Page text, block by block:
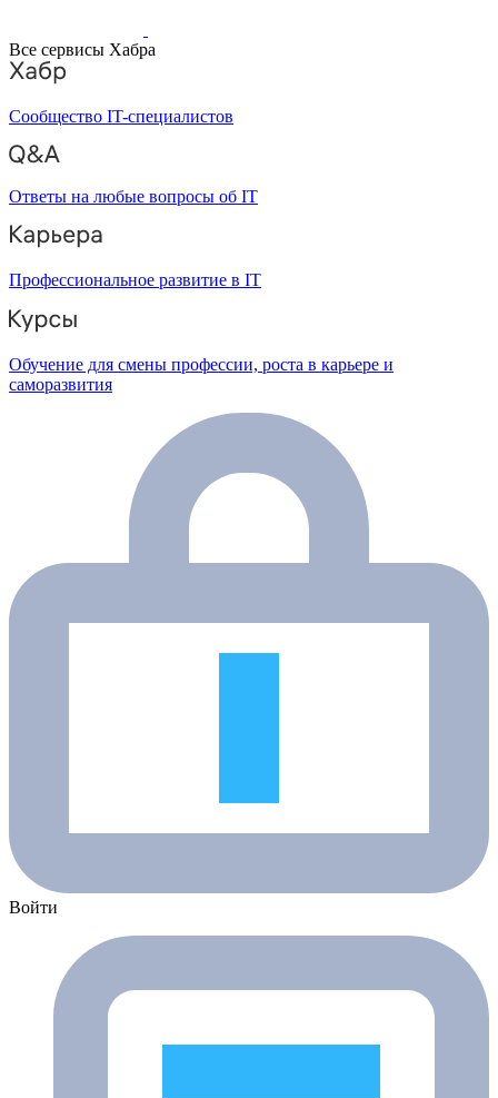
Все сервисы Хабра
Сообщество IT-специалистов
Ответы на любые вопросы об IT
Профессиональное развитие в IT
Обучение для смены профессии, роста в карьере и
саморазвития
Войти